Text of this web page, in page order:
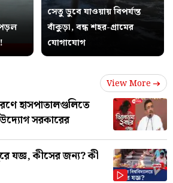
সেতু ডুবে যাওয়ায় বিপর্যস্ত
বাঁকুড়া, বন্ধ শহর-গ্রামের
যোগাযোগ
View More
হাসপাতালগুলিতে
সরকারের
যজ্ঞ, কীসের জন্য? কী